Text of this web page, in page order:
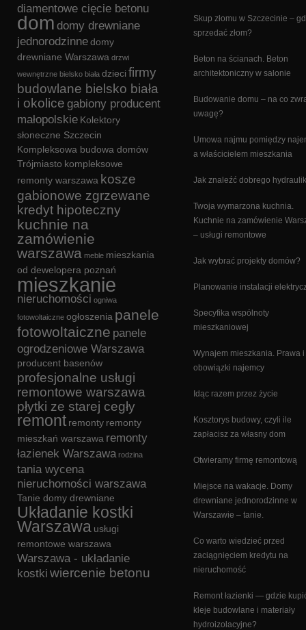
diamentowe cięcie betonu
dom domy drewniane
jednorodzinnedomy
drewniane Warszawa drzwi
wewnętrzne bielsko biała dzieci firmy
budowlane bielsko biała
i okolice gabiony producent
małopolskie Kolektory
słoneczne Szczecin
Kompleksowa budowa domów
Trójmiasto kompleksowe
remonty warszawa kosze
gabionowe zgrzewane
kredyt hipoteczny
kuchnie na
zamówienie
warszawa meble mieszkania
od dewelopera poznań
mieszkanie
nieruchomości ogniwa
fotowoltaiczne ogłoszenia panele
fotowoltaiczne panele
ogrodzeniowe Warszawa
producent basenów
profesjonalne usługi
remontowe warszawa
płytki ze starej cegły
remont remonty remonty
mieszkań warszawa remonty
łazienek Warszawa rodzina
tania wycena
nieruchomości warszawa
Tanie domy drewniane
Układanie kostki
Warszawa usługi
remontowe warszawa
Warszawa - układanie
kostki wiercenie betonu
Skup złomu w Szczecinie –
sprzedać złom?
Beton na ścianach. Beton
architektoniczny w salonie
Budowanie domu – na co
uwagę?
Umowa najmu pomiędzy
a właścicielem mieszkania
Jak znaleźć dobrego
Twoja wymarzona kuchnia.
Kuchnie na zamówienie
– usługi remontowe
Jak wybrać projekty domów?
Planowanie instalacji
Specyfika wspólnoty
mieszkaniowej
Wynajem mieszkania. Prawa i
obowiązki najemcy
Idąc razem przez życie
Kosztorys budowy, czyli ile
zapłacisz za własny dom
Otwieramy firmę remontową
Miejsce na wakacje. Domy
drewniane jednorodzinne w
Warszawie – tanie.
Co warto wiedzieć przed
zaciągnięciem kredytu na
nieruchomość
Remont łazienki — gdzie
kleje budowlane i materiały
hydroizolacyjne?